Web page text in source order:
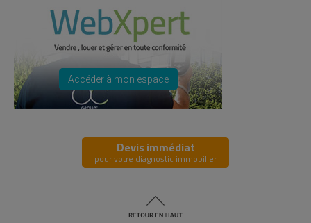
Accéder à mon espace
Devis immédiat
pour votre diagnostic immobilier